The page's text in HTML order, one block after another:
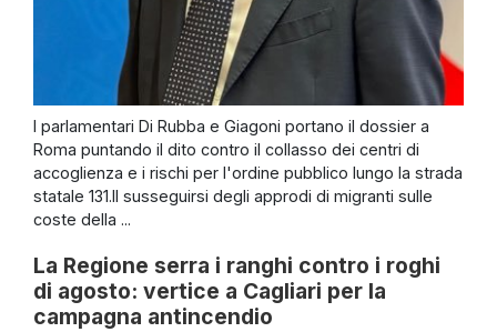
I parlamentari Di Rubba e Giagoni portano il dossier a
Roma puntando il dito contro il collasso dei centri di
accoglienza e i rischi per l'ordine pubblico lungo la strada
statale 131.Il susseguirsi degli approdi di migranti sulle
coste della ...
La Regione serra i ranghi contro i roghi
di agosto: vertice a Cagliari per la
campagna antincendio